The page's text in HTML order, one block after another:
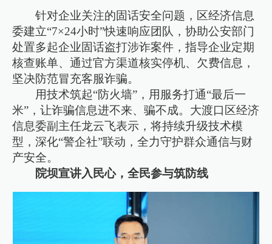
针对企业关注的固话安全问题，区经济信息
委建立“7×24小时”快速响应团队，协助公安部门
处置多起企业固话盗打涉诈案件，指导企业定期
核查账单、通过官方渠道核实停机、欠费信息，
坚决防范冒充客服诈骗。
用技术筑起“防火墙”，用服务打通“最后一
米”，让诈骗信息进不来、骗不成。大渡口区经济
信息委副主任龙云飞表示，将持续升级技术模
型，深化“警企社”联动，全力守护群众通信与财
产安全。
院坝宣讲入民心，全民参与筑防线